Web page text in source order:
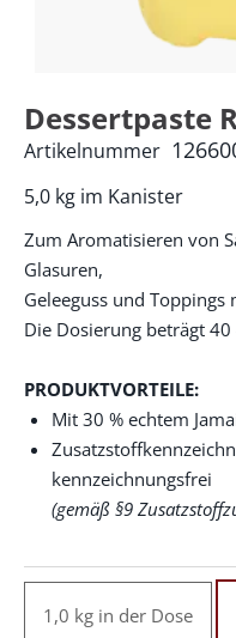
Dessertpaste
5,0 kg im Kanister
Artikelnummer
Zum Aromatisieren von
Glasuren,
Geleeguss und
Die Dosierung beträgt
PRODUKTVORTEILE:
Mit 30 % echtem
kennzeichnungsfrei
(gemäß §9
1,0 kg in der Dose